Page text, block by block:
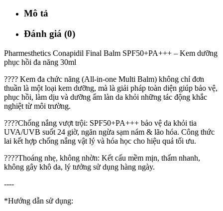
Mô tả
Đánh giá (0)
Pharmesthetics Conapidil Final Balm SPF50+PA+++ – Kem dưỡng
phục hồi đa năng 30ml
???? Kem đa chức năng (All-in-one Multi Balm) không chỉ đơn
thuần là một loại kem dưỡng, mà là giải pháp toàn diện giúp bảo vệ,
phục hồi, làm dịu và dưỡng ẩm làn da khỏi những tác động khắc
nghiệt từ môi trường.
????Chống nắng vượt trội: SPF50+PA+++ bảo vệ da khỏi tia
UVA/UVB suốt 24 giờ, ngăn ngừa sạm nám & lão hóa. Công thức
lai kết hợp chống nắng vật lý và hóa học cho hiệu quả tối ưu.
????Thoáng nhẹ, không nhờn: Kết cấu mềm mịn, thấm nhanh,
không gây khô da, lý tưởng sử dụng hàng ngày.
----
*Hướng dẫn sử dụng: